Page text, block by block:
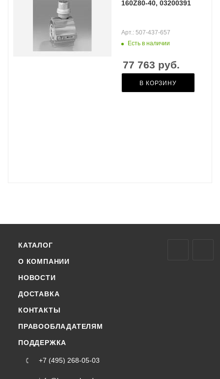
160Z80-40, 03200391
Есть в наличии
Арт.: 507-437-657
77 763 руб.
В КОРЗИНУ
КАТАЛОГ
О КОМПАНИИ
НОВОСТИ
ДОСТАВКА
КОНТАКТЫ
ПРАВООБЛАДАТЕЛЯМ
ПОДДЕРЖКА
+7 (495) 268-05-03